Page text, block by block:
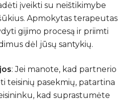
įveikti su neištikimybe
Apmokytas terapeutas
gijimo procesą ir priimti
dėl jūsų santykių.
: Jei manote, kad partnerio
teisinių pasekmių, patartina
kad suprastumėte